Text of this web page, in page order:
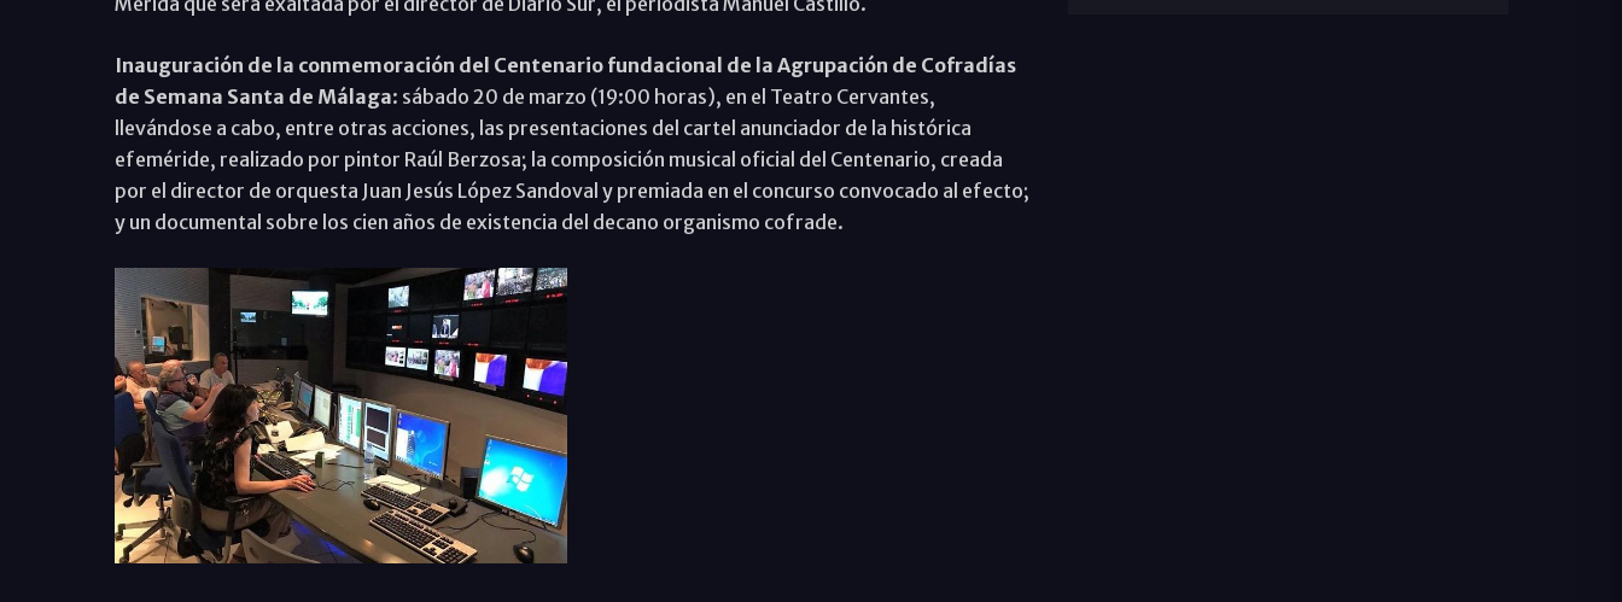
Inauguración de la conmemoración del Centenario fundacional de la Agrupación de Cofradías
de Semana Santa de Málaga: sábado 20 de marzo (19:00 horas), en el Teatro Cervantes,
llevándose a cabo, entre otras acciones, las presentaciones del cartel anunciador de la histórica
efeméride, realizado por pintor Raúl Berzosa; la composición musical oficial del Centenario, creada
por el director de orquesta Juan Jesús López Sandoval y premiada en el concurso convocado al efecto;
y un documental sobre los cien años de existencia del decano organismo cofrade.